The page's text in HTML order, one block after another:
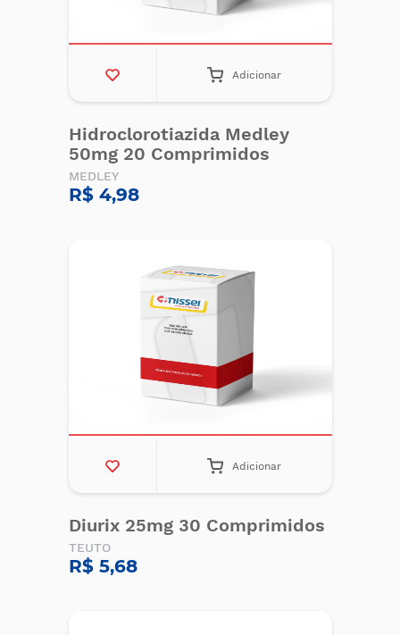
Adicionar
Hidroclorotiazida Medley
50mg 20 Comprimidos
MEDLEY
R$ 4,98
Adicionar
Diurix 25mg 30 Comprimidos
TEUTO
R$ 5,68